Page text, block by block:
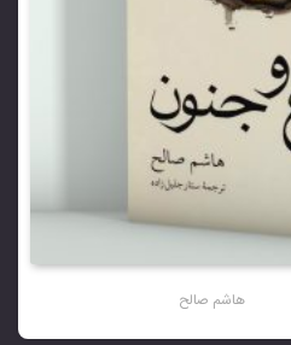
هاشم صالح